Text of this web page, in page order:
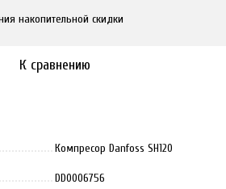
накопительной скидки
К сравнению
Компресор Danfoss SH120
DD0006756